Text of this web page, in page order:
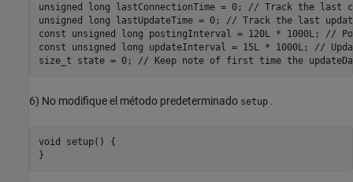
unsigned long lastConnectionTime = 0; // Track the last
unsigned long lastUpdateTime = 0; // Track the last
const unsigned long postingInterval = 120L * 1000L; //
const unsigned long updateInterval = 15L * 1000L; //
6) No modifique el método predeterminado setup .
void setup() {